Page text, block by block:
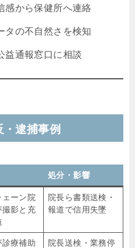
感から保健所へ連絡
タの不自然さを検知
益通報窓口に相談
逮捕事例
処分・影響
ーン院
撮影と充
院長ら書類送検・
報道で信用失墜
療補助 院長送検・業務停